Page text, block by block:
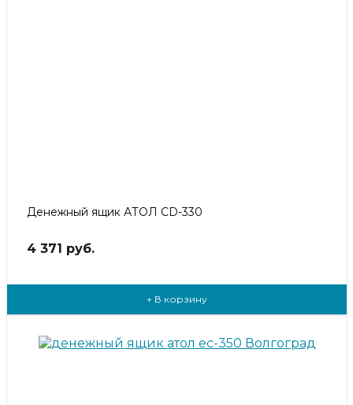
Денежный ящик АТОЛ CD-330
4 371 руб.
+ В корзину